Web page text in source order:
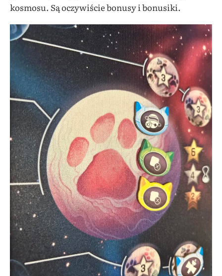
kosmosu. Są oczywiście bonusy i bonusiki.